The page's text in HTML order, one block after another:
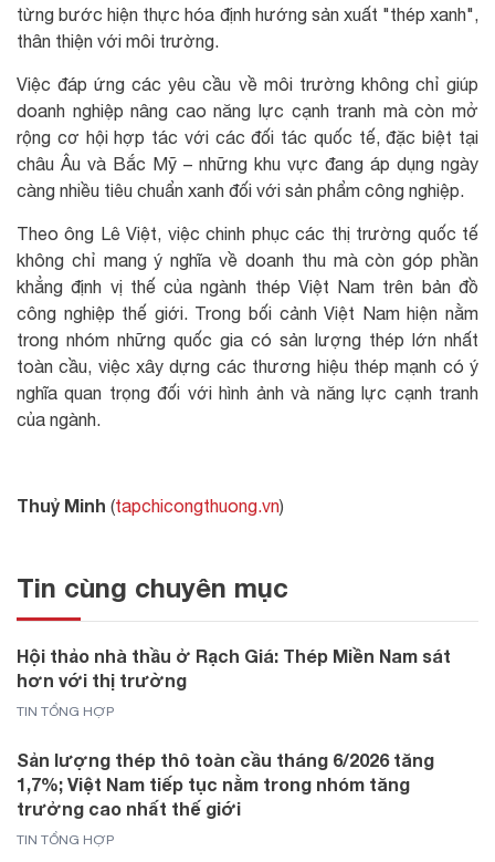
từng bước hiện thực hóa định hướng sản xuất "thép xanh",
thân thiện với môi trường.
Việc đáp ứng các yêu cầu về môi trường không chỉ giúp
doanh nghiệp nâng cao năng lực cạnh tranh mà còn mở
rộng cơ hội hợp tác với các đối tác quốc tế, đặc biệt tại
châu Âu và Bắc Mỹ – những khu vực đang áp dụng ngày
càng nhiều tiêu chuẩn xanh đối với sản phẩm công nghiệp.
Theo ông Lê Việt, việc chinh phục các thị trường quốc tế
không chỉ mang ý nghĩa về doanh thu mà còn góp phần
khẳng định vị thế của ngành thép Việt Nam trên bản đồ
công nghiệp thế giới. Trong bối cảnh Việt Nam hiện nằm
trong nhóm những quốc gia có sản lượng thép lớn nhất
toàn cầu, việc xây dựng các thương hiệu thép mạnh có ý
nghĩa quan trọng đối với hình ảnh và năng lực cạnh tranh
của ngành.
Thuỷ Minh (tapchicongthuong.vn)
Tin cùng chuyên mục
Hội thảo nhà thầu ở Rạch Giá: Thép Miền Nam sát
hơn với thị trường
TIN TỔNG HỢP
Sản lượng thép thô toàn cầu tháng 6/2026 tăng
1,7%; Việt Nam tiếp tục nằm trong nhóm tăng
trưởng cao nhất thế giới
TIN TỔNG HỢP